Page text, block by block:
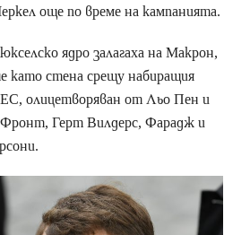
още по време на кампанията.
ядро залагаха на Макрон,
като стена срещу набиращия
ЕС, олицетворяван от Льо Пен и
Герт Вилдерс, Фарадж и